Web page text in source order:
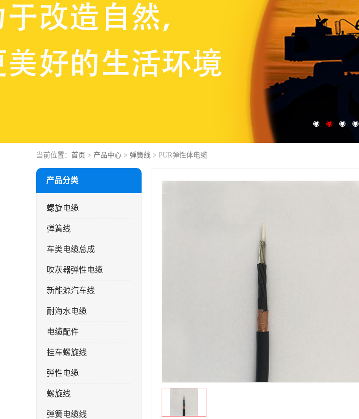
当前位置： 首页 > 产品中心 > 弹簧线 > PUR弹性体电缆
产品分类
螺旋电缆
弹簧线
车类电缆总成
吹灰器弹性电缆
新能源汽车线
耐海水电缆
电缆配件
挂车螺旋线
弹性电缆
螺旋线
弹簧电缆线